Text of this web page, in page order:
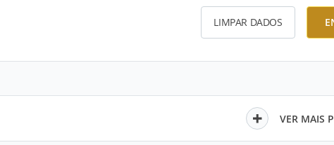
LIMPAR DADOS
VER MAIS